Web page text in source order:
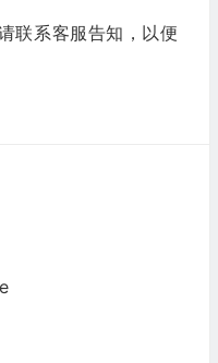
联系客服告知，以便